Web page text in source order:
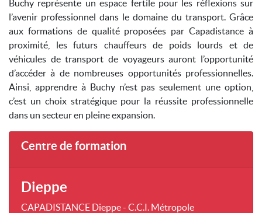
Buchy représente un espace fertile pour les réflexions sur
l’avenir professionnel dans le domaine du transport. Grâce
aux formations de qualité proposées par Capadistance à
proximité, les futurs chauffeurs de poids lourds et de
véhicules de transport de voyageurs auront l’opportunité
d’accéder à de nombreuses opportunités professionnelles.
Ainsi, apprendre à Buchy n’est pas seulement une option,
c’est un choix stratégique pour la réussite professionnelle
dans un secteur en pleine expansion.
Centre de formation
Dieppe
CAPADISTANCE Dieppe - C.C.I. Métropole